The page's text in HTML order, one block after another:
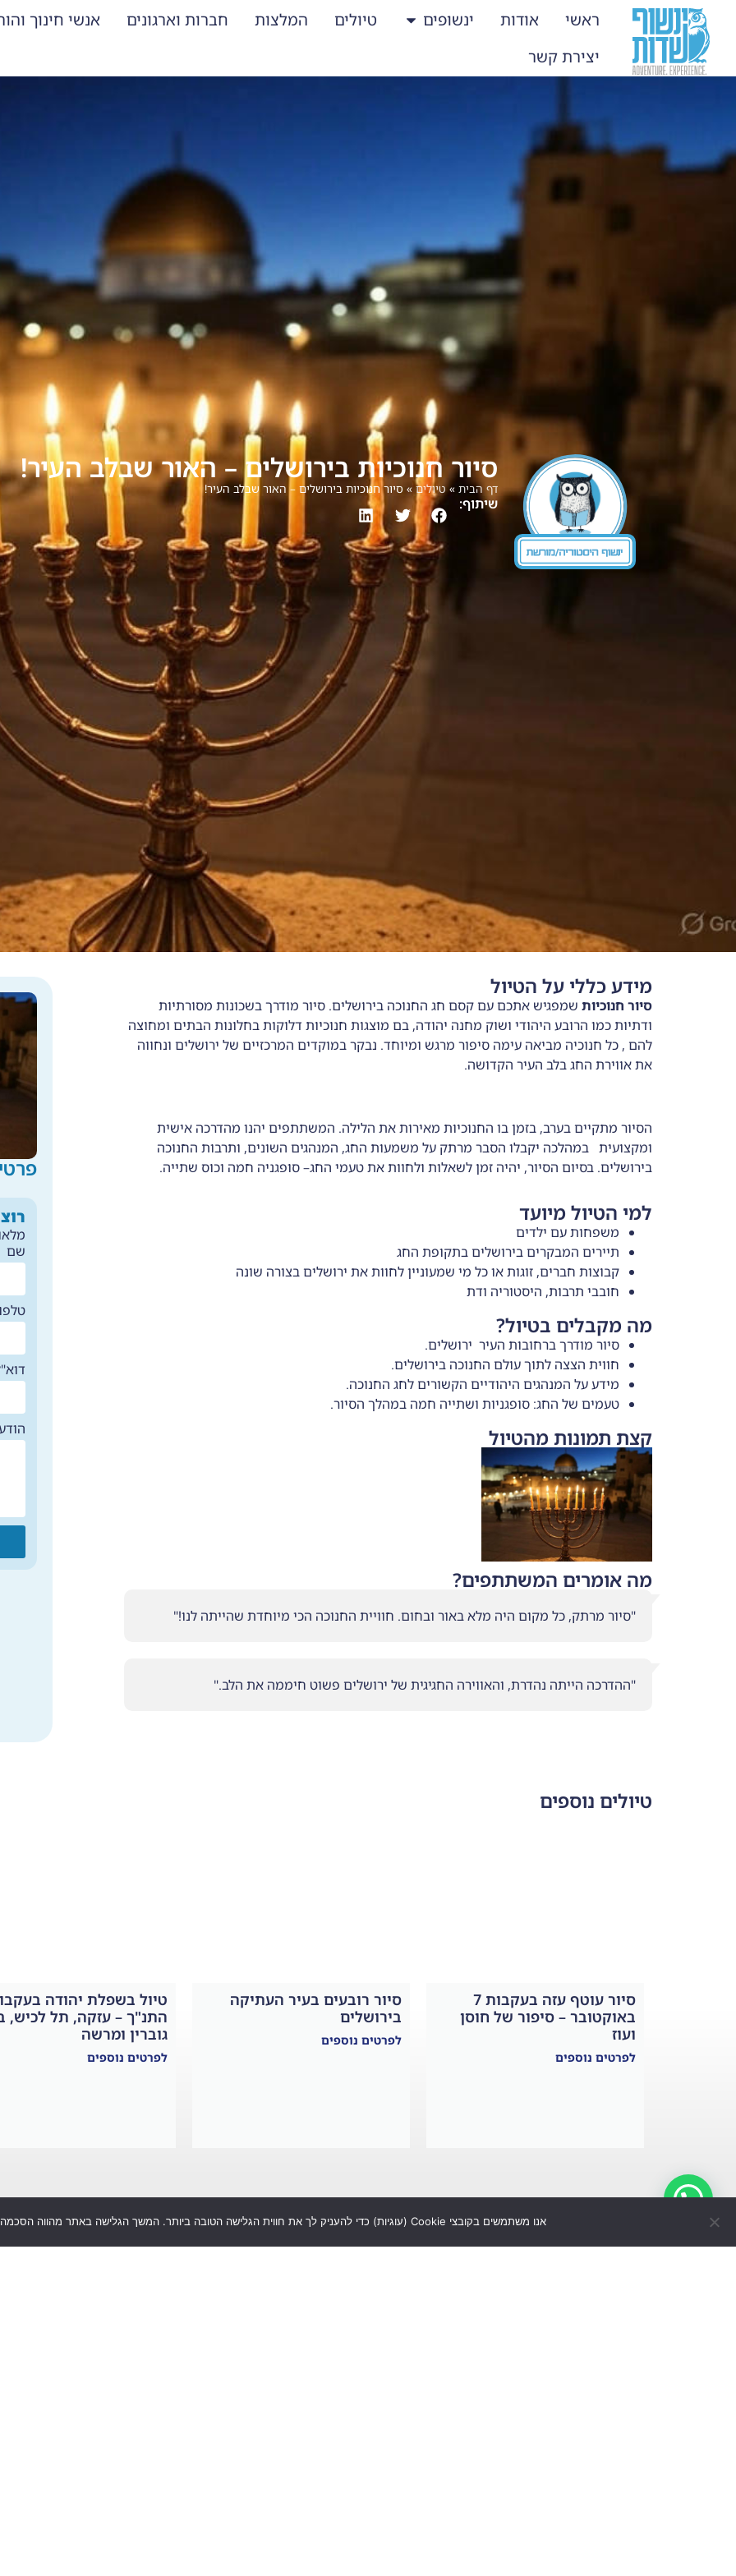
ראשי אודות ינשופים טיולים המלצות חברות וארגונים אנשי חינוך
יצירת קשר
סיור חנוכיות בירושלים – האור שבלב העיר!
דף הבית »טיולים» סיור חנוכיות בירושלים – האור שבלב העיר!
שיתוף:
מידע כללי על הטיול
סיור חנוכיות שמפגיש אתכם עם קסם חג החנוכה בירושלים. סיור מודרך בשכונות מסורתיות
ודתיות כמו הרובע היהודי ושוק מחנה יהודה, בם מוצגות חנוכיות דלוקות בחלונות הבתים ומחוצה
להם , כל חנוכיה מביאה עימה סיפור מרגש ומיוחד. נבקר במוקדים המרכזיים של ירושלים ונחווה
את אווירת החג בלב העיר הקדושה.
הסיור מתקיים בערב, בזמן בו החנוכיות מאירות את הלילה. המשתתפים יהנו מהדרכה אישית
ומקצועית במהלכה יקבלו הסבר מרתק על משמעות החג, המנהגים השונים, ותרבות החנוכה
בירושלים. בסיום הסיור, יהיה זמן לשאלות ולחוות את טעמי החג– סופגניה חמה וכוס שתייה.
למי הטיול מיועד
משפחות עם ילדים
תיירים המבקרים בירושלים בתקופת החג
קבוצות חברים, זוגות או כל מי שמעוניין לחוות את ירושלים בצורה שונה
חובבי תרבות, היסטוריה ודת
מה מקבלים בטיול?
סיור מודרך ברחובות העיר ירושלים.
חווית הצצה לתוך עולם החנוכה בירושלים.
מידע על המנהגים היהודיים הקשורים לחג החנוכה.
טעמים של החג: סופגניות ושתייה חמה במהלך הסיור.
קצת תמונות מהטיול
מה אומרים המשתתפים?
"סיור מרתק, כל מקום היה מלא באור ובחום. חוויית החנוכה הכי מיוחדת שהייתה לנו!"
"ההדרכה הייתה נהדרת, והאווירה החגיגית של ירושלים פשוט חיממה את הלב."
מלאו
שם
טיולים נוספים
סיור עוטף עזה בעקבות 7
באוקטובר – סיפור של חוסן
ועוז
לפרטים נוספים
סיור רובעים בעיר העתיקה
בירושלים
לפרטים נוספים
טיול בשפלת יהודה
התנ"ך – עזקה, תל לכיש,
גוברין ומרשה
לפרטים נוספים
אנו משתמשים בקובצי Cookie (עוגיות) כדי להעניק לך את חווית הגלישה הטובה ביותר. המשך הגלישה באתר מהווה הסכמה לכך.